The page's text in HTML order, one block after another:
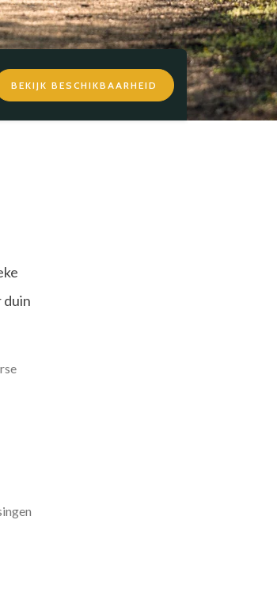
BEKIJK BESCHIKBAARHEID
duin